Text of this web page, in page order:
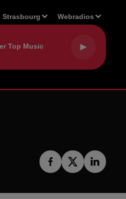
Strasbourg Webradios